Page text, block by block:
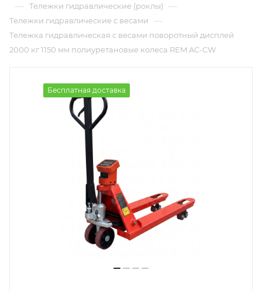
— Тележки гидравлические (роклы) —
Тележки гидравлические с весами —
Тележка гидравлическая с весами поворотный дисплей
2000 кг 1150 мм полиуретановые колеса REM AC-CW
Бесплатная доставка